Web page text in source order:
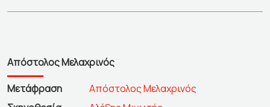
Απόστολος Μελαχρινός
Μετάφραση
Απόστολος Μελαχρινός